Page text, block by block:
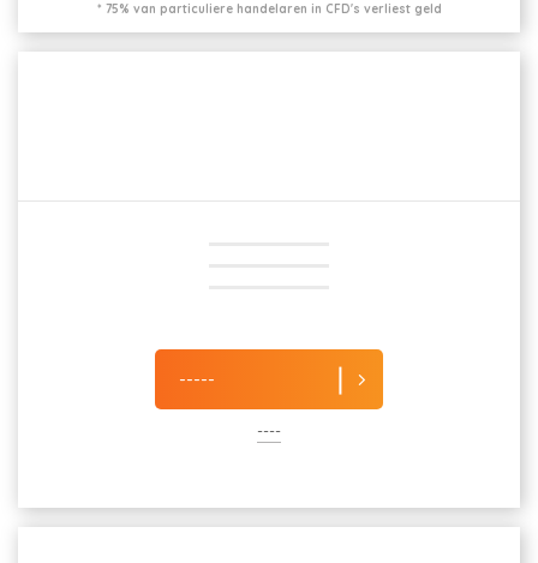
* 75% van particuliere handelaren in CFD's verliest geld
-----
----